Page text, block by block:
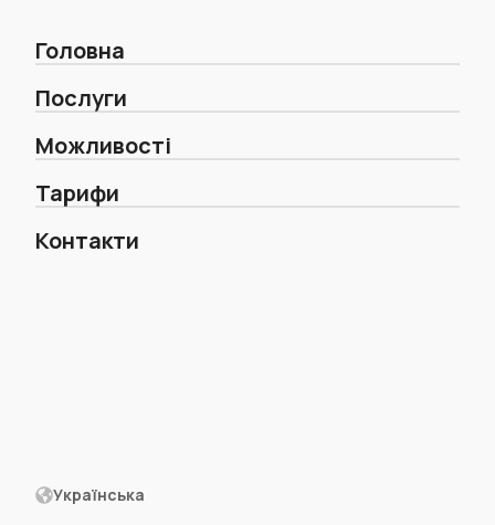
Головна
Послуги
Можливості
Тарифи
Контакти
Українська